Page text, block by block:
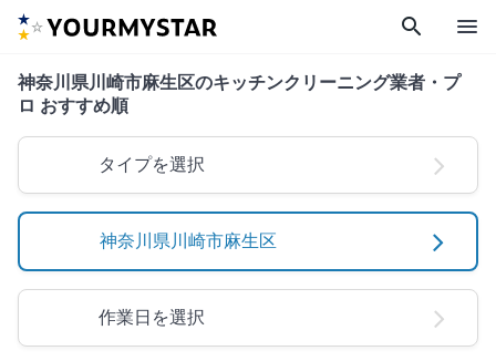
search menu
神奈川県川崎市麻生区のキッチンクリーニング業者・プ
ロ おすすめ順
タイプを選択
神奈川県川崎市麻生区
作業日を選択